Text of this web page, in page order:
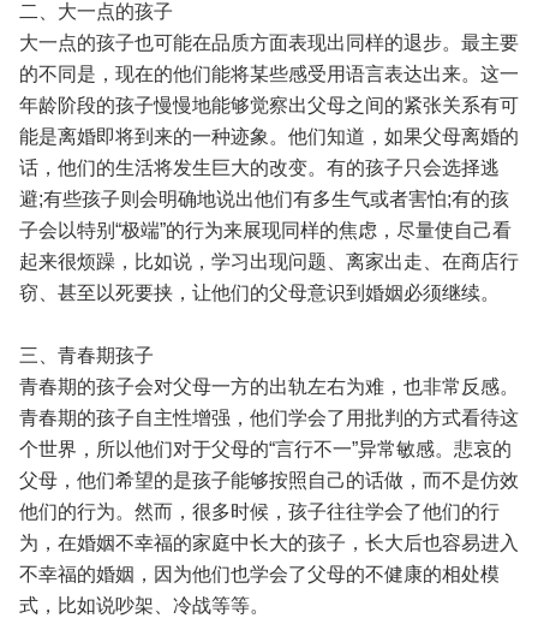
二、大一点的孩子
大一点的孩子也可能在品质方面表现出同样的退步。最主要
的不同是，现在的他们能将某些感受用语言表达出来。这一
年龄阶段的孩子慢慢地能够觉察出父母之间的紧张关系有可
能是离婚即将到来的一种迹象。他们知道，如果父母离婚的
话，他们的生活将发生巨大的改变。有的孩子只会选择逃
避;有些孩子则会明确地说出他们有多生气或者害怕;有的孩
子会以特别“极端”的行为来展现同样的焦虑，尽量使自己看
起来很烦躁，比如说，学习出现问题、离家出走、在商店行
窃、甚至以死要挟，让他们的父母意识到婚姻必须继续。
三、青春期孩子
青春期的孩子会对父母一方的出轨左右为难，也非常反感。
青春期的孩子自主性增强，他们学会了用批判的方式看待这
个世界，所以他们对于父母的“言行不一”异常敏感。悲哀的
父母，他们希望的是孩子能够按照自己的话做，而不是仿效
他们的行为。然而，很多时候，孩子往往学会了他们的行
为，在婚姻不幸福的家庭中长大的孩子，长大后也容易进入
不幸福的婚姻，因为他们也学会了父母的不健康的相处模
式，比如说吵架、冷战等等。